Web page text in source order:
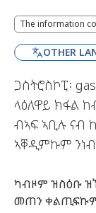
The information
The information
OTHER
ጋስትሮስኮፒ፡
ላዕለዋይ ክፋል
ብኣፍ ኣቢሉ ናብ
ኣቐዲምኩም
ካብዞም ዝስዕቡ
መጠን ቀልጢፍኩም